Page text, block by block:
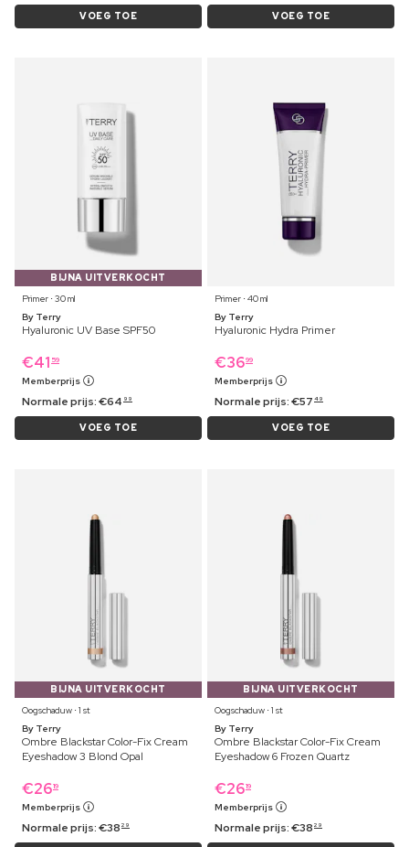
VOEG TOE VOEG TOE
BIJNA UITVERKOCHT
Primer ⋅ 30 ml
By Terry
Hyaluronic UV Base SPF50
€41 59
Memberprijs
Normale prijs:€64 99
VOEG TOE
Primer ⋅ 40 ml
By Terry
Hyaluronic Hydra Primer
€3699
Memberprijs
Normale prijs:€57 49
VOEG TOE
BIJNA UITVERKOCHT
Oogschaduw ⋅ 1 st
By Terry
Ombre Blackstar Color-Fix Cream
Eyeshadow 3 Blond Opal
€2619
Memberprijs
Normale prijs:€38 29
BIJNA UITVERKOCHT
Oogschaduw ⋅ 1 st
By Terry
Ombre Blackstar Color-Fix Cream
Eyeshadow 6 Frozen Quartz
€2619
Memberprijs
Normale prijs:€38 29